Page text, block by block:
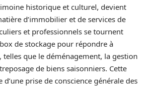
historique et culturel, devient
d’immobilier et de services de
et professionnels se tournent
de stockage pour répondre à
telles que le déménagement, la gestion
de biens saisonniers. Cette
prise de conscience générale des